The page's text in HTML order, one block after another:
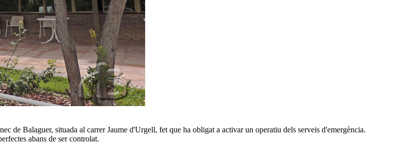
de Balaguer, situada al carrer Jaume d'Urgell, fet que ha obligat a activar un operatiu dels serveis d'emergència.
abans de ser controlat.